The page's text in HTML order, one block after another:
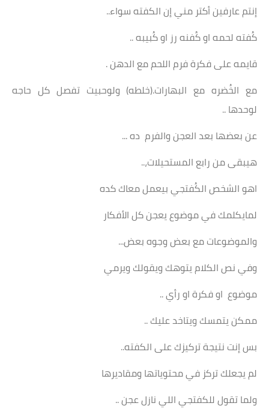
إنتم عارفين أكتر مني إن الكفته سواء..
كُفته لحمه او كُفنه رز او كُبيبه ..
قايمه على فكرة فرم اللحم مع الدهن .
مع الخُضره مع البهارات.(خلطه) ولوحبيت تفصل كل حاجه
لوحدها ..
عن بعضها بعد العجن والفرم ده ...
هيبقى من رابع المستحيلات،..
اهو الشخص الكُفتجي بيعمل معاك كده
لمايكلمك في موضوع يعجن كل الأفكار
والموضوعات مع بعض وجوه بعض...
وفي نص الكلام يتوهك ويقولك ويرمي
موضوع او فكرة او رأي ..
ممكن يتمسك ويتاخد عليك ..
بس إنت نتيجة تركيزك على الكفته..
لم يجعلك تركز في محتوياتها ومقاديرها
ولما تقول للكفتجي اللي نازل عجن ..